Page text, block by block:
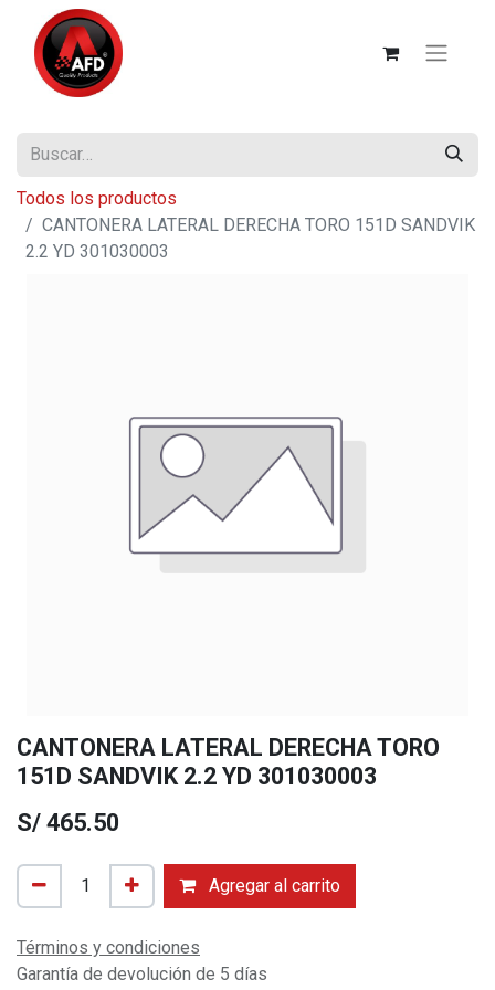
Todos los productos
CANTONERA LATERAL DERECHA TORO 151D SANDVIK
2.2 YD 301030003
CANTONERA LATERAL DERECHA TORO
151D SANDVIK 2.2 YD 301030003
S/ 465.50
Agregar al carrito
Términos y condiciones
Garantía de devolución de 5 días